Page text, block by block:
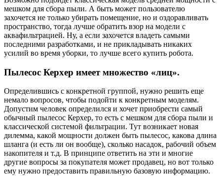
мешком для сбора пыли. А быть может пользователю
захочется не только убирать помещение, но и оздоравливать
пространство, тогда лучше обратить взор на модели с
аквафильтрацией. Ну, а если захочется владеть самыми
последними разработками, и не прикладывать никаких
усилий во время уборки, то лучше всего купить робота.
Пылесос Керхер имеет множество «лиц».
Определившись с конкретной группой, нужно решить еще
немало вопросов, чтобы подойти к конкретным моделям.
Допустим человек определился и хочет приобрести самый
обычный пылесос Керхер, то есть с мешком для сбора пыли и
классической системой фильтрации. Тут возникает новая
дилемма, какой мощности должен быть пылесос, какова длина
шланга (и есть ли он вообще), сколько насадок, рабочий объем
накопителя и т.д. В принципе ответить на эти и многие
другие вопросы за покупателя может продавец, но вот только
ему нужно предоставить правильную базовую информацию.